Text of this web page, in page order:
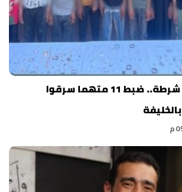
انتحلوا صفة رجال شرطة.. ضبط 11 متهما سرقوا